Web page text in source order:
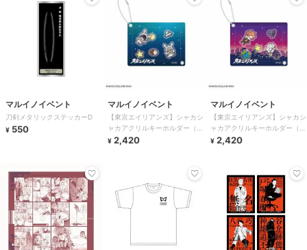
マルイノイベント
刀剣メタリックステッカーD
¥ 550
マルイノイベント
【東京エイリアンズ】シャカシ
ャカアクリルキーホルダー（郡
司晃・天空橋翔）
¥ 2,420
マルイノイベント
【東京エイリアンズ】シャカシ
ャカアクリルキーホルダー（雨
宮零士・兵吾夏希）
¥ 2,420